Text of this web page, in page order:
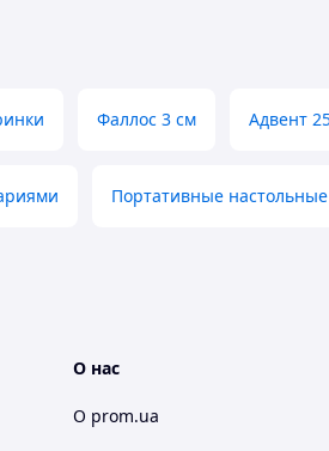
Фаллос 3 см Адвент
Портативные
О нас
О prom.ua